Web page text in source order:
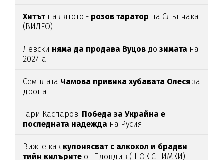
Хитътна лятото - розов таратор на Слънчака
(ВИДЕО)
Левски няма да продава Вуцов дозимата на
2027-а
Семплата Чамова привика хубавата Олеся за
дрона
Гари Каспаров: Победа за Украйна е
последната надежда на Русия
Вижте как купонясват с алкохол и брадви
тийн килърите от Пловдив (ШОК СНИМКИ)